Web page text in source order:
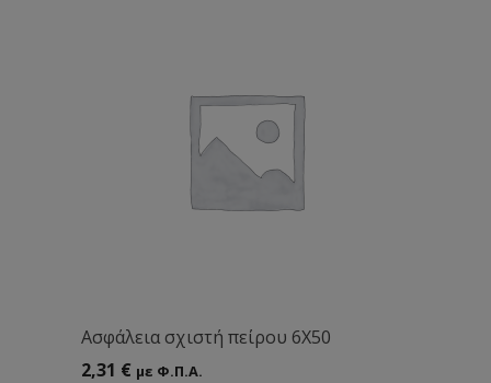
Ασφάλεια σχιστή πείρου 6Χ50
2,31 € με Φ.Π.Α.